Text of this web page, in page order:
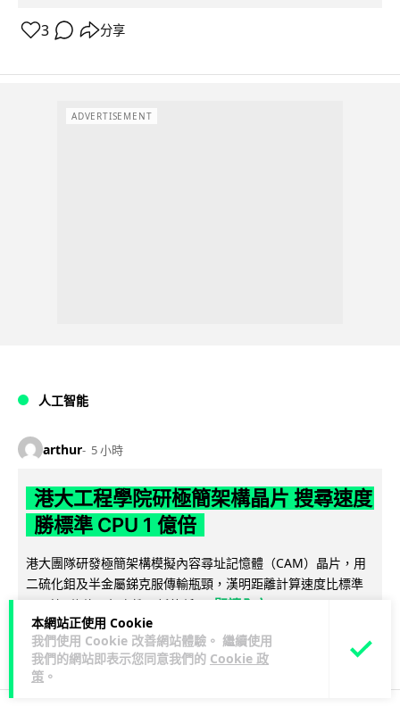
本網站正使用 Cookie
我們使用 Cookie 改善網站體驗。 繼續使用
我們的網站即表示您同意我們的 Cookie 政
策 。
3 分享
ADVERTISEMENT
人工智能
arthur 5 小時
港大工程學院研極簡架構晶片 搜尋速度
勝標準 CPU 1 億倍
港大團隊研發極簡架構模擬內容尋址記憶體（CAM）晶片，用
二硫化鉬及半金屬銻克服傳輸瓶頸，漢明距離計算速度比標準
CPU快1億倍，每次搜尋耗能低... 閱讀全文
30 10 ↗ 分享